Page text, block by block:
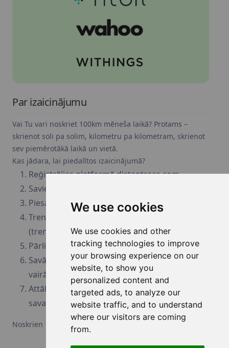
We use cookies
We use cookies and other
tracking technologies to improve
your browsing experience on our
website, to show you
personalized content and
targeted ads, to analyze our
website traffic, and to understand
where our visitors are coming
from.
Par izaicinājumu
Vai Tu vari noskriet 100km mēneša laikā? Protams –
skrienot soli pa solim, kilometru pa kilometram, skrienot
sev piemērotākā laikā un vietā.
Kas jādara, lai piedalītos izaicinājumā?
Reģistrējies platformā distantrace.com
Savieno savu profilu ar savu sporta lietotni
Piesakies izaicinājumam
Treniņa laikā ieslēdziet savu sporta lietotni
(treniņa beigās izslēdziet)
Pārliecinies, vai GPS dati ir ieslēgti
Savāc kopā 100 km, skrienot attālumus
vairākos treniņos sev piemērotā vietā un laikā
Attāluma 100k Izaicinājuma laikā seko līdzi
savam rangam citu dalībnieku vidū
Noskrien 100km - Tu to vari!